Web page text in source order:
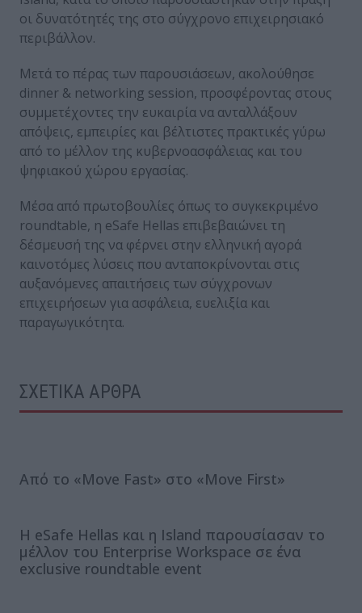
οι δυνατότητές της στο σύγχρονο επιχειρησιακό
περιβάλλον.
Μετά το πέρας των παρουσιάσεων, ακολούθησε
dinner & networking session, προσφέροντας στους
συμμετέχοντες την ευκαιρία να ανταλλάξουν
απόψεις, εμπειρίες και βέλτιστες πρακτικές γύρω
από το μέλλον της κυβερνοασφάλειας και του
ψηφιακού χώρου εργασίας.
Μέσα από πρωτοβουλίες όπως το συγκεκριμένο
roundtable, η eSafe Hellas επιβεβαιώνει τη
δέσμευσή της να φέρνει στην ελληνική αγορά
καινοτόμες λύσεις που ανταποκρίνονται στις
αυξανόμενες απαιτήσεις των σύγχρονων
επιχειρήσεων για ασφάλεια, ευελιξία και
παραγωγικότητα.
ΣΧΕΤΙΚΑ ΑΡΘΡΑ
Από το «Move Fast» στο «Move First»
Η eSafe Hellas και η Island παρουσίασαν το
μέλλον του Enterprise Workspace σε ένα
exclusive roundtable event